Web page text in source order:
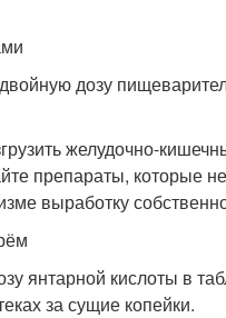
дозу
желудочно-
препараты, которые
выработку
янтарной кислоты в
за сущие копейки.